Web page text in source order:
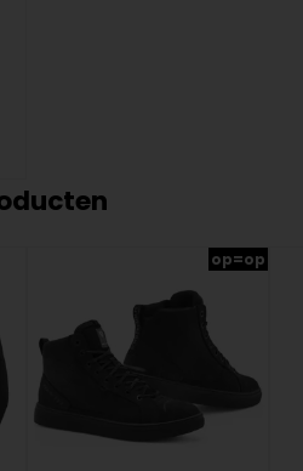
op=op